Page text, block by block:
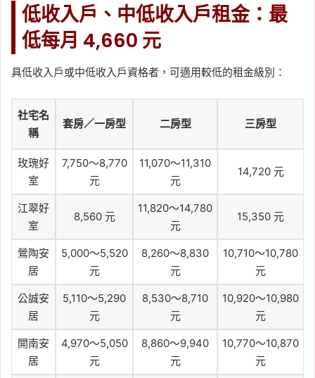
低收入戶、中低收入戶租金：最
低每月 4,660 元
具低收入戶或中低收入戶資格者，可適用較低的租金級別：
社宅名
稱
套房／一房型 二房型 三房型
玫瑰好
室
7,750～8,770
元
11,070～11,310
元
14,720 元
江翠好
室
8,560 元
11,820～14,780
元
15,350 元
鶯陶安
居
5,000～5,520
元
8,260～8,830
元
10,710～10,780
元
公誠安
居
5,110～5,290
元
8,530～8,710
元
10,920～10,980
元
開南安
居
4,970～5,050
元
8,860～9,940
元
10,770～10,870
元